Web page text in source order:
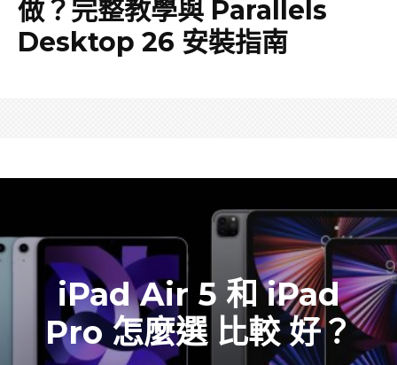
做？完整教學與 Parallels
Desktop 26 安裝指南
iPad Air 5 和 iPad
Pro 怎麼選 比較 好？